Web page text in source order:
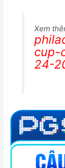
Xem
cup-
24-